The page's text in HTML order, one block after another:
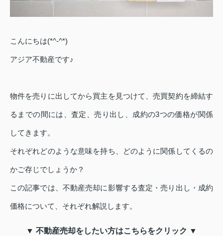
こんにちは(*^-^*)
アジア不動産です♪
物件を売りに出してから買主を見つけて、売買契約を締結す
るまでの間には、査定、売り出し、成約の3つの価格が関係
してきます。
それぞれどのような意味を持ち、どのように関係してくるの
かご存じでしょうか？
この記事では、不動産売却に影響する査定・売り出し・成約
価格について、それぞれ解説します。
▼ 不動産売却をしたい方はこちらをクリック ▼